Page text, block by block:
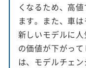
くなるため、高
ます。また、車
新しいモデルに
の価値が下がっ
は、モデルチェ